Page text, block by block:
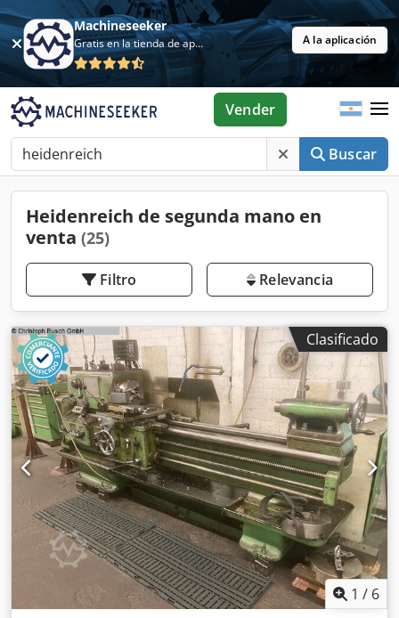
Machineseeker
Gratis en la tienda de aplicaciones A la aplicación
Buscar
Vender
Heidenreich de segunda mano en
venta (25)
Filtro Relevancia
Clasificado
1 / 6